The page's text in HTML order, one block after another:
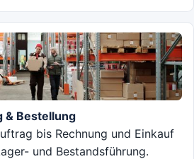
& Bestellung
bis Rechnung und Einkauf
und Bestandsführung.